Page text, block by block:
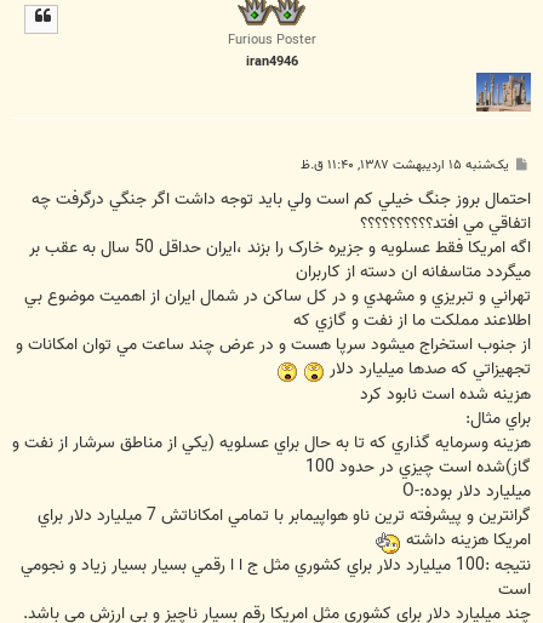
Furious Poster
iran4946
پ
ت
یک‌شنبه ۱۵ اردیبهشت ۱۳۸۷, ۱۱:۴۰ ق.ظ
احتمال بروز جنگ خيلي کم است ولي بايد توجه داشت اگر جنگي درگرفت چه
اتفاقي مي افتد؟؟؟؟؟؟؟؟؟؟
اگه امريکا فقط عسلويه و جزيره خارک را بزند ،ايران حداقل 50 سال به عقب بر
ميگردد متاسفانه ان دسته از کاربران
تهراني و تبريزي و مشهدي و در کل ساکن در شمال ايران از اهميت موضوع بي
اطلاعند مملکت ما از نفت و گازي که
از جنوب استخراج ميشود سرپا هست و در عرض چند ساعت مي توان امکانات و
تجهيزاتي که صدها ميليارد دلار
هزينه شده است نابود کرد
براي مثال:
هزينه وسرمايه گذاري که تا به حال براي عسلويه (يکي از مناطق سرشار از نفت و
گاز)شده است چيزي در حدود 100
ميليارد دلار بوده:-O
گرانترين و پيشرفته ترين ناو هواپيمابر با تمامي امکاناتش 7 ميليارد دلار براي
امريکا هزينه داشته
نتيجه :100 ميليارد دلار براي کشوري مثل ج ا ا رقمي بسيار بسيار زياد و نجومي
است
چند ميليارد دلار براي کشوري مثل امريکا رقم بسيار ناچيز و بي ارزش مي باشد.